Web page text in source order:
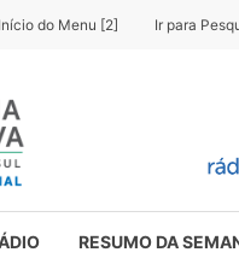
Início do Menu [2] Ir para
RESUMO DA